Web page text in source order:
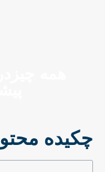
چکیده محتوا